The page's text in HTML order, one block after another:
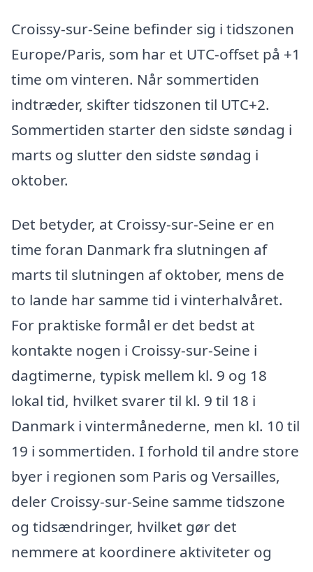
Croissy-sur-Seine befinder sig i tidszonen
Europe/Paris, som har et UTC-offset på +1
time om vinteren. Når sommertiden
indtræder, skifter tidszonen til UTC+2.
Sommertiden starter den sidste søndag i
marts og slutter den sidste søndag i
oktober.
Det betyder, at Croissy-sur-Seine er en
time foran Danmark fra slutningen af
marts til slutningen af oktober, mens de
to lande har samme tid i vinterhalvåret.
For praktiske formål er det bedst at
kontakte nogen i Croissy-sur-Seine i
dagtimerne, typisk mellem kl. 9 og 18
lokal tid, hvilket svarer til kl. 9 til 18 i
Danmark i vintermånederne, men kl. 10 til
19 i sommertiden. I forhold til andre store
byer i regionen som Paris og Versailles,
deler Croissy-sur-Seine samme tidszone
og tidsændringer, hvilket gør det
nemmere at koordinere aktiviteter og